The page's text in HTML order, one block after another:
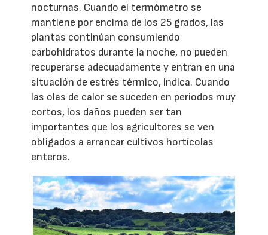
nocturnas. Cuando el termómetro se
mantiene por encima de los 25 grados, las
plantas continúan consumiendo
carbohidratos durante la noche, no pueden
recuperarse adecuadamente y entran en una
situación de estrés térmico, indica. Cuando
las olas de calor se suceden en periodos muy
cortos, los daños pueden ser tan
importantes que los agricultores se ven
obligados a arrancar cultivos hortícolas
enteros.